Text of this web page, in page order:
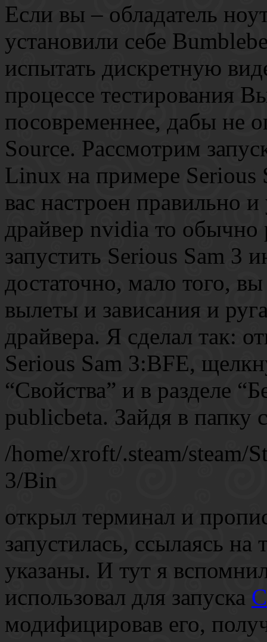
Если вы – обладатель
установили себе
испытать дискретную
процессе тестирования
посовременнее, дабы не
Source. Рассмотрим
Linux на примере Serious
вас настроен правильно
драйвер nvidia то обычно
запустить Serious Sam 3
достаточно, мало того,
вылеты и зависания и
драйвера. Я сделал так:
Serious Sam 3:BFE,
“Свойства” и в разделе
publicbeta. Зайдя в папку
/home/xroft/.steam/steam/
3/Bin
открыл терминал и
запустилась, ссылаясь
указаны. И тут я
использовал для запуска
модифицировав его,